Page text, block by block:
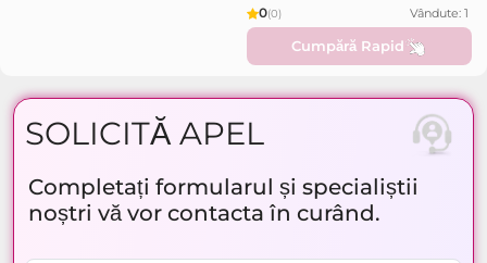
0(0) Vândute: 1
Cumpără Rapid
SOLICITĂ APEL
Completați formularul și specialiștii
noștri vă vor contacta în curând.